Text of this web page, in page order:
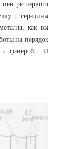
первого
с середины
как вы
на порядок
с фанерой... И